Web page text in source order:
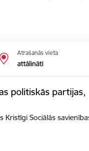
Atrašanās vieta
attālināti
politiskās partijas,
Kristīgi Sociālās